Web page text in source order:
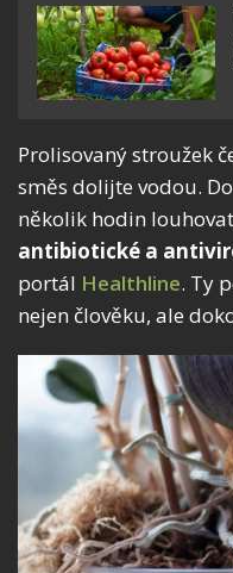
Prolisovaný stroužek
směs dolijte vodou.
několik hodin
antibiotické a
portál Healthline. Ty
nejen člověku, ale